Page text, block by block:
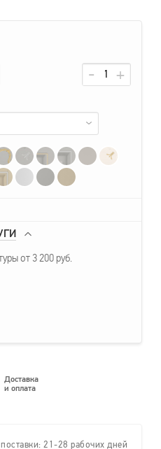
от 3 200 руб.
Доставка
и оплата
21-28 рабочих дней